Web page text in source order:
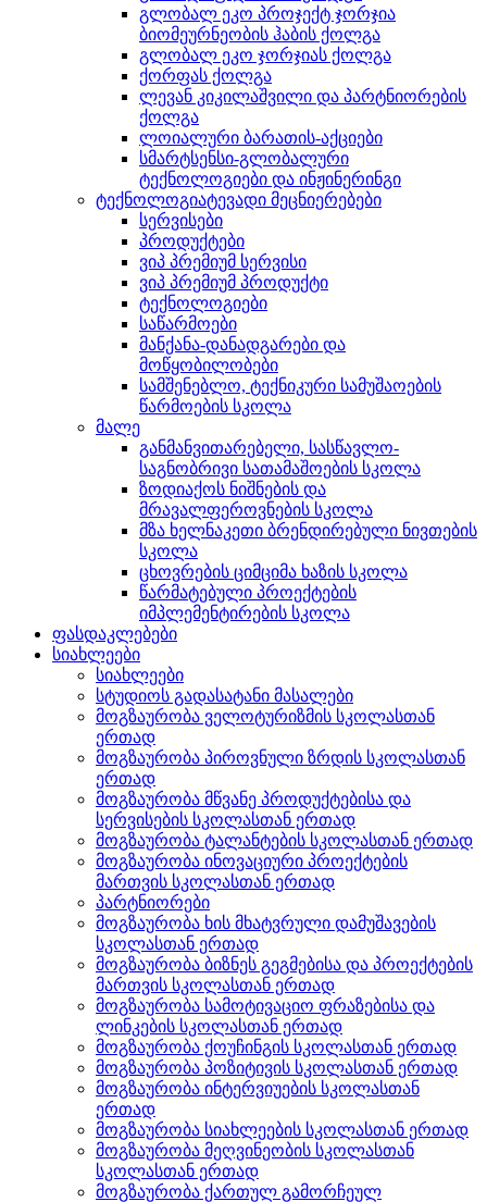
გლობალ ეკო პროჯექტ ჯორჯია
ბიომეურნეობის ჰაბის ქოლგა
გლობალ ეკო ჯორჯიას ქოლგა
ქორფას ქოლგა
ლევან კიკილაშვილი და პარტნიორების
ქოლგა
ლოიალური ბარათის-აქციები
სმარტსენსი-გლობალური
ტექნოლოგიები და ინჟინერინგი
ტექნოლოგიატევადი მეცნიერებები
სერვისები
პროდუქტები
ვიპ პრემიუმ სერვისი
ვიპ პრემიუმ პროდუქტი
ტექნოლოგიები
საწარმოები
მანქანა-დანადგარები და
მოწყობილობები
სამშენებლო, ტექნიკური სამუშაოების
წარმოების სკოლა
მალე
განმანვითარებელი, სასწავლო-
საგნობრივი სათამაშოების სკოლა
ზოდიაქოს ნიშნების და
მრავალფეროვნების სკოლა
მზა ხელნაკეთი ბრენდირებული ნივთების
სკოლა
ცხოვრების ციმციმა ხაზის სკოლა
წარმატებული პროექტების
იმპლემენტირების სკოლა
ფასდაკლებები
სიახლეები
სიახლეები
სტუდიოს გადასატანი მასალები
მოგზაურობა ველოტურიზმის სკოლასთან
ერთად
მოგზაურობა პიროვნული ზრდის სკოლასთან
ერთად
მოგზაურობა მწვანე პროდუქტებისა და
სერვისების სკოლასთან ერთად
მოგზაურობა ტალანტების სკოლასთან ერთად
მოგზაურობა ინოვაციური პროექტების
მართვის სკოლასთან ერთად
პარტნიორები
მოგზაურობა ხის მხატვრული დამუშავების
სკოლასთან ერთად
მოგზაურობა ბიზნეს გეგმებისა და პროექტების
მართვის სკოლასთან ერთად
მოგზაურობა სამოტივაციო ფრაზებისა და
ლინკების სკოლასთან ერთად
მოგზაურობა ქოუჩინგის სკოლასთან ერთად
მოგზაურობა პოზიტივის სკოლასთან ერთად
მოგზაურობა ინტერვიუების სკოლასთან
ერთად
მოგზაურობა სიახლეების სკოლასთან ერთად
მოგზაურობა მეღვინეობის სკოლასთან
სკოლასთან ერთად
მოგზაურობა ქართულ გამორჩეულ